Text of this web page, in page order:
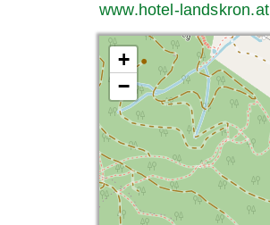
www.hotel-landskron.at
+
−